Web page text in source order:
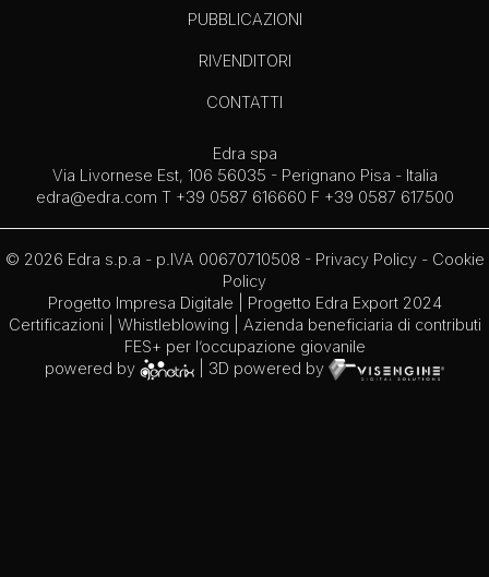
PUBBLICAZIONI
RIVENDITORI
CONTATTI
Edra spa
Via Livornese Est, 106 56035 - Perignano Pisa - Italia
edra@edra.com T +39 0587 616660 F +39 0587 617500
© 2026 Edra s.p.a - p.IVA 00670710508 - Privacy Policy- Cookie
Policy
Progetto Impresa Digitale
Progetto Edra Export 2024
Certificazioni
Whistleblowing | Azienda beneficiaria di contributi
FES+ per l’occupazione giovanile
powered by
| 3D powered by